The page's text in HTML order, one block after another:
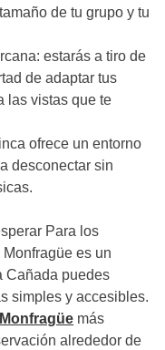
de tu grupo y tu
estarás a tiro de
de adaptar tus
las vistas que te
ofrece un entorno
desconectar sin
Para los
es un
Cañada puedes
simples y accesibles.
más
alrededor de